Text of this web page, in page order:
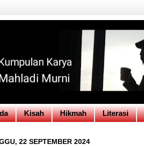
Kisah Hikmah Literasi
22 SEPTEMBER 2024